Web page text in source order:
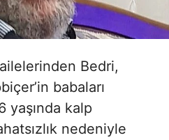
Bedri,
babaları
yaşında kalp
nedeniyle